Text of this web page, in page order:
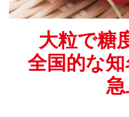
大粒で糖
全国的な
急